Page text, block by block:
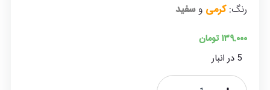
رنگ:کرمی وسفید
۱۳۹.۰۰۰ تومان
5 در انبار